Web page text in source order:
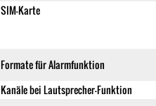
SIM-Karte
Formate für Alarmfunktion
Kanäle bei Lautsprecher-Funktion